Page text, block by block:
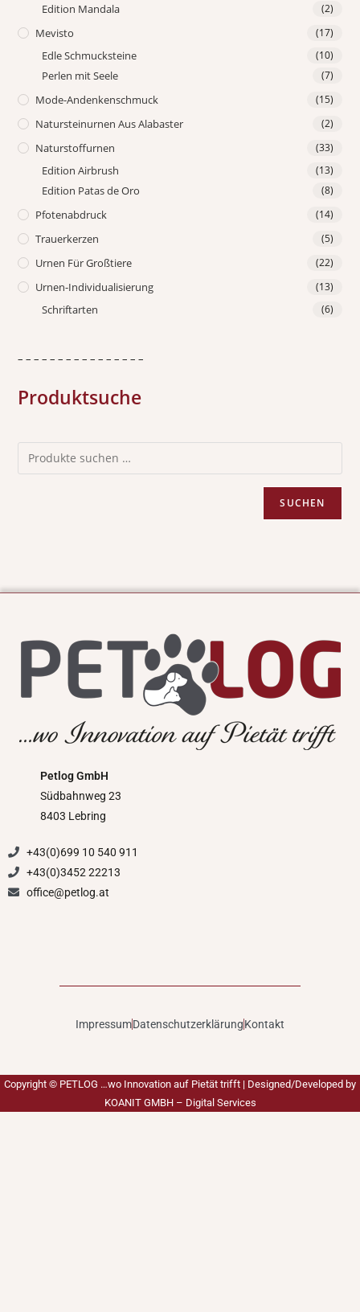
Edition Mandala (2)
Mevisto (17)
Edle Schmucksteine (10)
Perlen mit Seele (7)
Mode-Andenkenschmuck (15)
Natursteinurnen Aus Alabaster (2)
Naturstoffurnen (33)
Edition Airbrush (13)
Edition Patas de Oro (8)
Pfotenabdruck (14)
Trauerkerzen (5)
Urnen Für Großtiere (22)
Urnen-Individualisierung (13)
Schriftarten (6)
– – – – – – – – – – – – – – – –
Produktsuche
SUCHEN
Petlog GmbH
Südbahnweg 23
8403 Lebring
+43(0)699 10 540 911
+43(0)3452 22213
office@petlog.at
ImpressumDatenschutzerklärungKontakt
Copyright © PETLOG …wo Innovation auf Pietät trifft | Designed/Developed by
KOANIT GMBH – Digital Services